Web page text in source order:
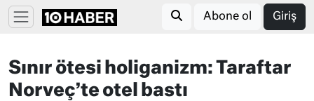
Abone ol Giriş
Sınır ötesi holiganizm: Taraftar
Norveç’te otel bastı